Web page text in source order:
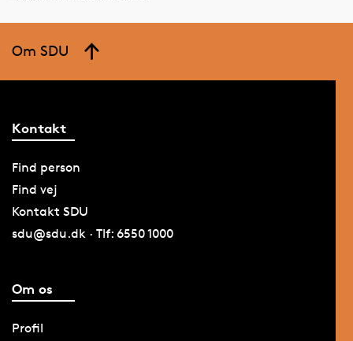
Om SDU
Kontakt
Find person
Find vej
Kontakt SDU
sdu@sdu.dk · Tlf: 6550 1000
Om os
Profil